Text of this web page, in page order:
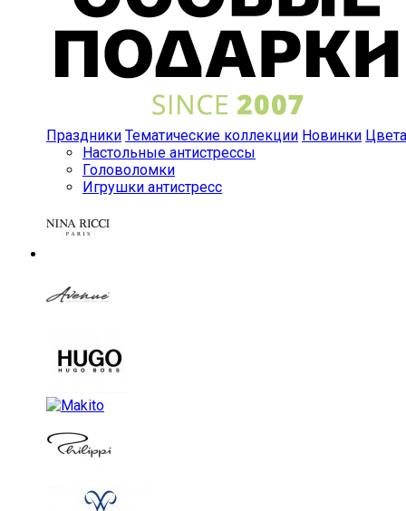
Праздники Тематические коллекции Новинки Цвета
Настольные антистрессы
Головоломки
Игрушки антистресс